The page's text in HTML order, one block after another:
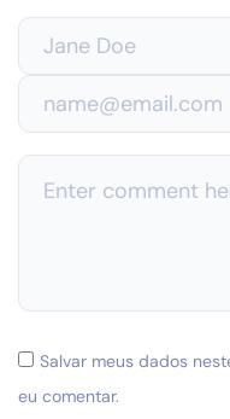
Salvar meus dados
eu comentar.